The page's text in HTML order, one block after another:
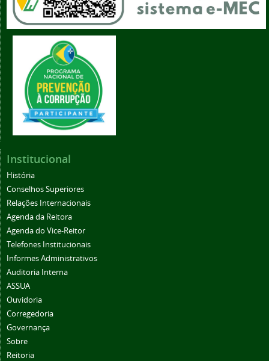
Institucional
História
Conselhos Superiores
Relações Internacionais
Agenda da Reitora
Agenda do Vice-Reitor
Telefones Institucionais
Informes Administrativos
Auditoria Interna
ASSUA
Ouvidoria
Corregedoria
Governança
Sobre
Reitoria